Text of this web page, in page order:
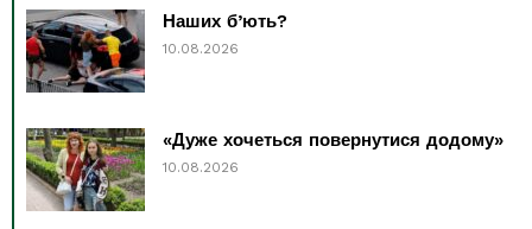
Наших б’ють?
10.08.2026
«Дуже хочеться повернутися додому»
10.08.2026